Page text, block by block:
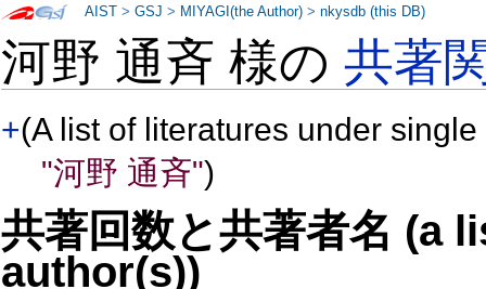
河野 通斉 様の共著
+(A list of literatures under
"河野 通斉")
共著回数と共著者名 (a
author(s))
AIST >GSJ > MIYAGI(the Author) >nkysdb (this DB)